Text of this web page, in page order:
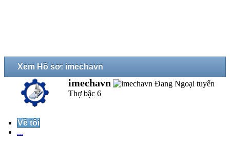
Xem Hồ sơ: imechavn
imechavn
Thợ bậc 6
Về tôi
...